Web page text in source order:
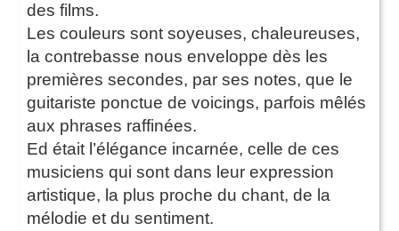
des films.
Les couleurs sont soyeuses, chaleureuses,
la contrebasse nous enveloppe dès les
premières secondes, par ses notes, que le
guitariste ponctue de voicings, parfois mêlés
aux phrases raffinées.
Ed était l’élégance incarnée, celle de ces
musiciens qui sont dans leur expression
artistique, la plus proche du chant, de la
mélodie et du sentiment.